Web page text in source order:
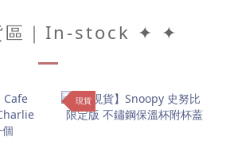
｜In-stock ✦ ✦
現貨